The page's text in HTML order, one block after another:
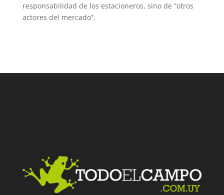
responsabilidad de los estacioneros, sino de “otros
actores del mercado”.